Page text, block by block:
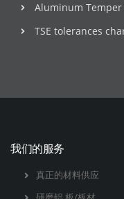
Aluminum Temper
TSE tolerances
我们的服务
真正的材料供应